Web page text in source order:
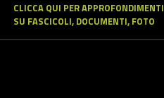
CLICCA QUI PER APPROFONDIMENTI
SU FASCICOLI, DOCUMENTI, FOTO